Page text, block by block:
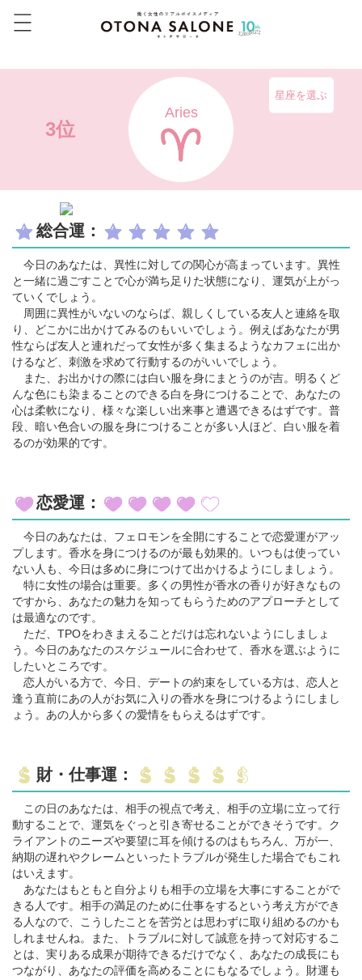
3位
Aries
星座を選ぶ
総合運：
今日のあなたは、異性に対しての関心が高まっています。異性
と一緒に過ごすことで心が満ち足りた状態になり、運気が上がっ
ていくでしょう。
周囲に異性がいないのならば、親しくしている友人と連絡を取
り、どこかに出かけてみるのもいいでしょう。例えばあなたが男
性ならば友人と連れだって女性が多く集まるようなカフェに出か
けるなど、刺激を求めて行動するのがいいでしょう。
また、お出かけの際には白い服を身にまとうのが吉。明るくど
んな色にも染まることのできる白を身につけることで、あなたの
心は柔軟になり、様々な楽しい出来事と遭遇できるはずです。普
段、暗い色合いの服を身につけることが多い人ほど、白い服を着
るのが効果的です。
恋愛運：
今日のあなたは、フェロモンを全開にすることで恋愛運がアッ
プします。香水を身につけるのが最も効果的。いつもは使ってい
ない人も、今日は多めに身につけて出かけるようにしましょう。
特に女性の場合は重要。多くの男性が香水の香りが好きなもの
ですから、あなたの魅力を知ってもらうためのアプローチとして
は最適なのです。
ただ、TPOをわきまえることだけは忘れないようにしましょ
う。今日のあなたのスケジュールに合わせて、香水を選ぶように
したいところです。
恋人がいる方で、今日、デートの約束をしている方は、恋人と
逢う直前にあの人がお気に入りの香水を身につけるようにしまし
ょう。あの人から多くの愛情をもらえるはずです。
財・仕事運：
この日のあなたは、相手の視点で考え、相手の立場に立って行
動することで、運気をぐっと引き寄せることができそうです。ク
ライアントのニーズや要望に耳を傾けるのはもちろん、万が一、
納期の遅れやクレームといったトラブルが発生した場合でもこれ
はいえます。
あなたはもともと自分よりも相手の立場を大事にすることがで
きる人です。相手の満足のために仕事をするという考え方ができ
る人なので、こうしたことを苦労とは思わずに取り組めるのかも
しれませんね。また、トラブルに対して誠意を持って対応するこ
とは、実りある成果が期待できるだけでなく、あなたの成長にも
つながり、あなたの評価を高めることにもなるでしょう。財運も